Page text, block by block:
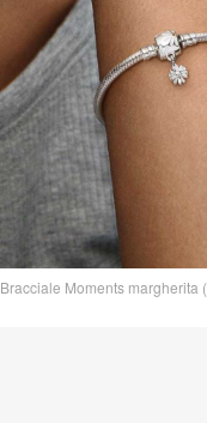
Bracciale Moments margherita